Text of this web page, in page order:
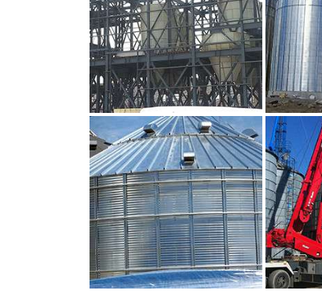
CLIQUEZ POUR AGRANDIR